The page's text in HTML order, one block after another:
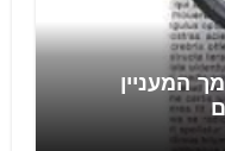
המעניין